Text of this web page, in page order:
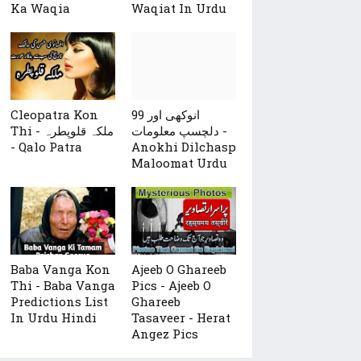
Ka Waqia
Waqiat In Urdu
Cleopatra Kon
Thi - ملکہ قلوپطرہ
- Qalo Patra
99 انوکھی اور
دلچسپ معلومات -
Anokhi Dilchasp
Maloomat Urdu
Baba Vanga Kon
Thi - Baba Vanga
Predictions List
In Urdu Hindi
Ajeeb O Ghareeb
Pics - Ajeeb O
Ghareeb
Tasaveer - Herat
Angez Pics